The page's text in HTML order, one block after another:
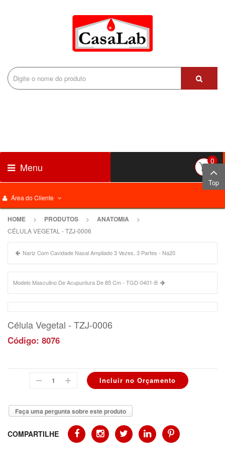
Área do Cliente
Menu 0
HOME > PRODUTOS > ANATOMIA
>
CÉLULA VEGETAL - TZJ-0006
Nariz Com Cavidade Nasal Ampliado 3 Vezes, 3 Partes - Na20
Modelo Masculino De Acupuntura De 85 Cm - TGD-0401-B
Célula Vegetal - TZJ-0006
Código: 8076
Faça uma pergunta sobre este produto
COMPARTILHE
Top